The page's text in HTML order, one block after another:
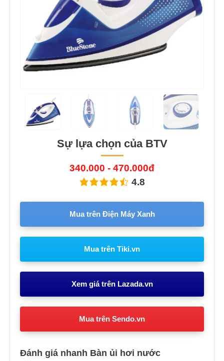
Sự lựa chọn của BTV
340.000 - 470.000đ
4.8
Mua trên Điện Máy Xanh
Mua trên Tiki.vn
Xem giá trên Lazada.vn
Mua trên Sendo.vn
Đánh giá nhanh Bàn ủi hơi nước